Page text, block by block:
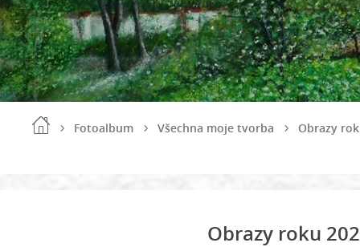
Fotoalbum Všechna moje tvorba Obrazy
Obrazy roku